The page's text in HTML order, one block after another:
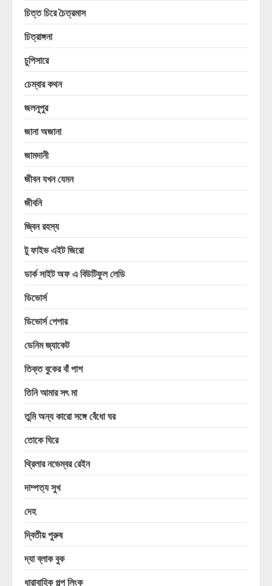
চিত্ত চিরে চৈত্রমাস
চিত্রাঙ্গনা
চুপিসারে
চেম্বার কথন
জলনূপুর
জানা অজানা
জামদানী
জীবন যখন যেমন
জীবনি
জ্বিন রহস্য
টু ফাইভ এইট জিরো
ডার্ক সাইট অফ এ বিউটিফুল লেডি
ডিভোর্স
ডিভোর্স পেপার
ডেনিম জ্যাকেট
তিক্ত বুকের বাঁ পাশ
তিনি আমার সৎ মা
তুমি অন্য কারো সঙ্গে বেঁধো ঘর
তোকে ঘিরে
থ্রিলার নভেম্বর রেইন
দাম্পত্য সুখ
দেহ
দ্বিতীয় পুরুষ
দ্যা ব্লাক বুক
ধারাবাহিক গল্প লিংক